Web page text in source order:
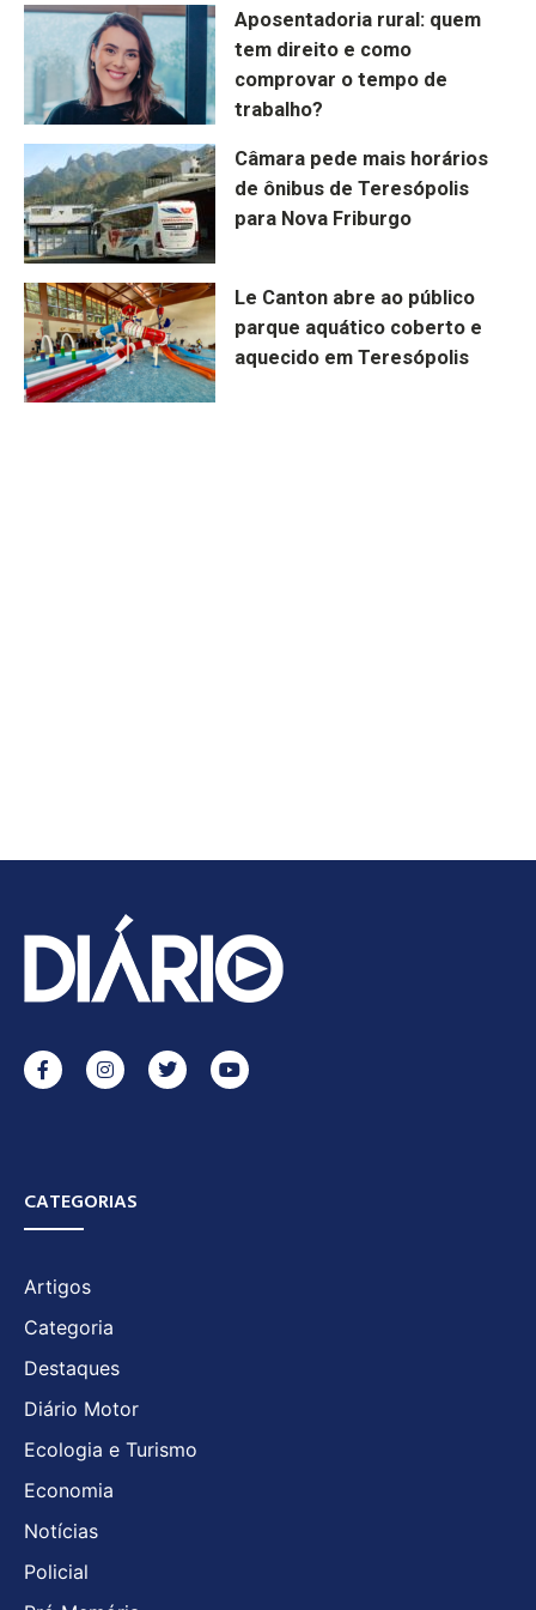
Aposentadoria rural: quem
tem direito e como
comprovar o tempo de
trabalho?
Câmara pede mais horários
de ônibus de Teresópolis
para Nova Friburgo
Le Canton abre ao público
parque aquático coberto e
aquecido em Teresópolis
CATEGORIAS
Artigos
Categoria
Destaques
Diário Motor
Ecologia e Turismo
Economia
Notícias
Policial